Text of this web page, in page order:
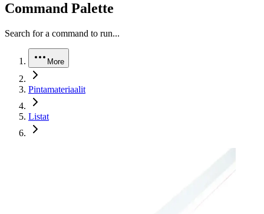
Command Palette
Search for a command to run...
More
Pintamateriaalit
Listat